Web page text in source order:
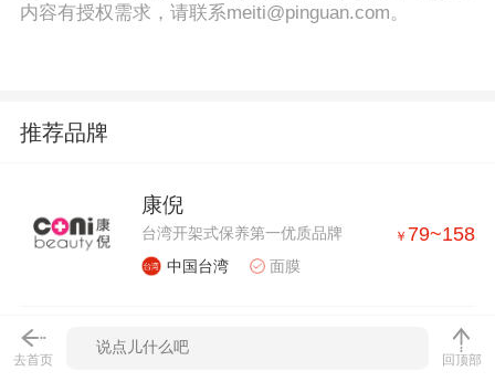
内容有授权需求，请联系meiti@pinguan.com。
推荐品牌
康倪
台湾开架式保养第一优质品牌
中国台湾
面膜
￥ 79~158
我的心机
去首页 回顶部